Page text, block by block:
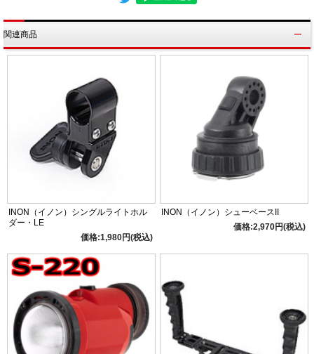
関連商品
INON（イノン）シングルライトホル
ダー・LE
価格:1,980円(税込)
INON（イノン）シューベースII
価格:2,970円(税込)